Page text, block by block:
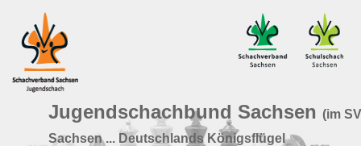
Jugendschachbund Sachsen (im
Sachsen ... Deutschlands Königsflügel